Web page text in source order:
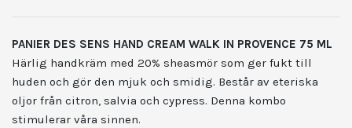
PANIER DES SENS HAND CREAM WALK IN PROVENCE 75 ML
Härlig handkräm med 20% sheasmör som ger fukt till
huden och gör den mjuk och smidig. Består av eteriska
oljor från citron, salvia och cypress. Denna kombo
stimulerar våra sinnen.